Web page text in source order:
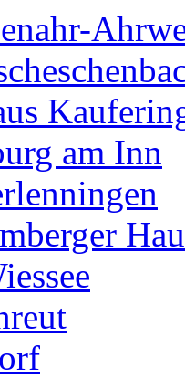
am Inn